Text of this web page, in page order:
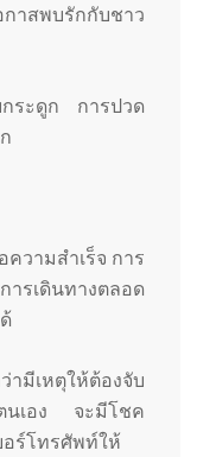
าสพบรักกับชาว
กระดูก การปวด
วามสำเร็จ การ
รเดินทางตลอด
ามีเหตุให้ต้องจับ
นเอง จะมีโชค
ร์โทรศัพท์ให้